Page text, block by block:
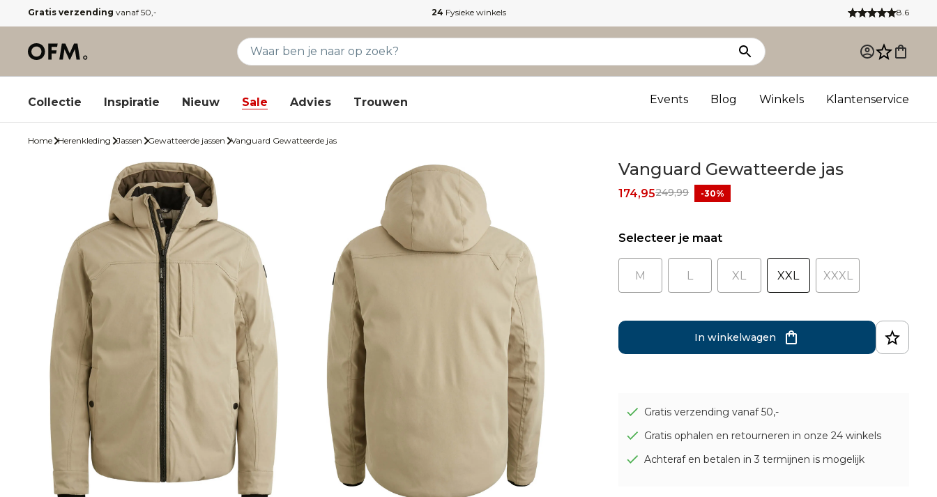
Gratis verzending vanaf 50,- 24 Fysieke winkels 8.6
Collectie Inspiratie Nieuw Sale Advies Trouwen Events Blog Winkels Klantenservice
Home Herenkleding Jassen Gewatteerde jassen Vanguard Gewatteerde jas
Vanguard Gewatteerde jas
249,99
174,95 -30%
Selecteer je maat
M L XL XXL XXXL
In winkelwagen
Gratis verzending vanaf 50,-
Gratis ophalen en retourneren in onze 24 winkels
Achteraf en betalen in 3 termijnen is mogelijk